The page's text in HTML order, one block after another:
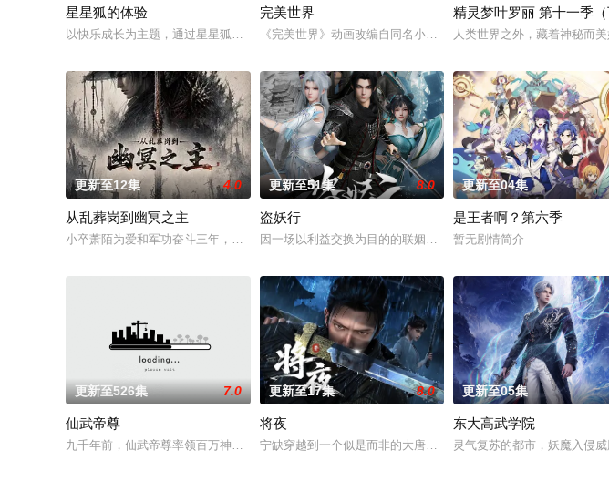
星星狐的体验
以快乐成长为主题，通过星星狐演绎不同的职业角色，帮助了孩子们了解职业，带领他们找寻到自己的
完美世界
《完美世界》动画改编自同名小说。他为修道而生，为应劫而至
精灵梦叶罗丽 第十一季（
人类世界之外，藏着神秘而
更新至12集 4.0
从乱葬岗到幽冥之主
小卒萧陌为爱和军功奋斗三年，却被恋人柳莺儿与将军之子赵昊联手背叛，残忍杀害后抛尸乱葬岗。濒
更新至51集 8.0
盗妖行
因一场以利益交换为目的的联姻，太玄楼刺客江元与九璇宗圣女
更新至04集
是王者啊？第六季
暂无剧情简介
更新至526集 7.0
仙武帝尊
九千年前，仙武帝尊率领百万神将打入太古洪荒，却无一人归来，只有一缕真火遗留世间。九千年后，
更新至17集 8.0
将夜
宁缺穿越到一个似是而非的大唐世界，却发现此处为处处惊险的
更新至05集
东大高武学院
灵气复苏的都市，妖魔入侵